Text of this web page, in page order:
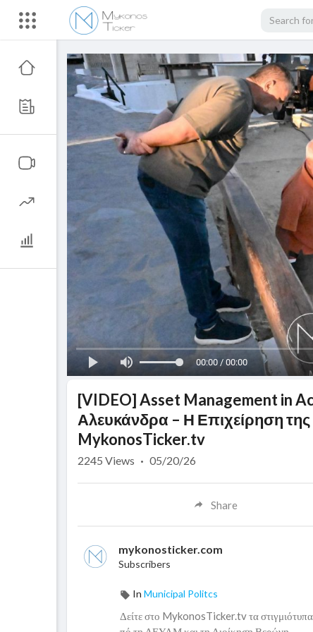
00:00 / 00:00
⁣[VIDEO] Asset Management in
Αλευκάνδρα – Η Επιχείρηση
MykonosTicker.tv
2245 Views · 05/20/26
Share
mykonosticker.com
Subscribers
In Municipal Politcs
⁣Δείτε στο MykonosTicker.tv τα